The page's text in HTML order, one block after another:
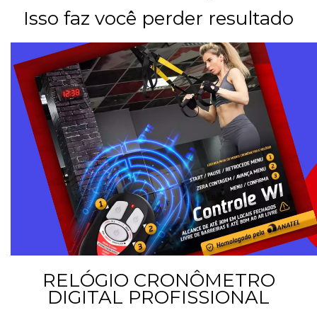
Isso faz você perder resultado
RELÓGIO CRONÔMETRO
DIGITAL PROFISSIONAL